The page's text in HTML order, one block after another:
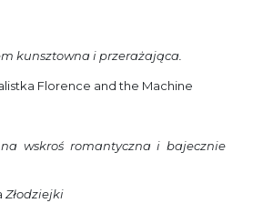
kunsztowna i przerażająca.
Florence and the Machine
na wskroś romantyczna i bajecznie
Złodziejki